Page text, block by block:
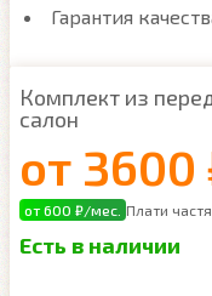
Гарантия
Комплект из
салон
от 3600
от 600 ₽/мес. Плати
Есть в наличии